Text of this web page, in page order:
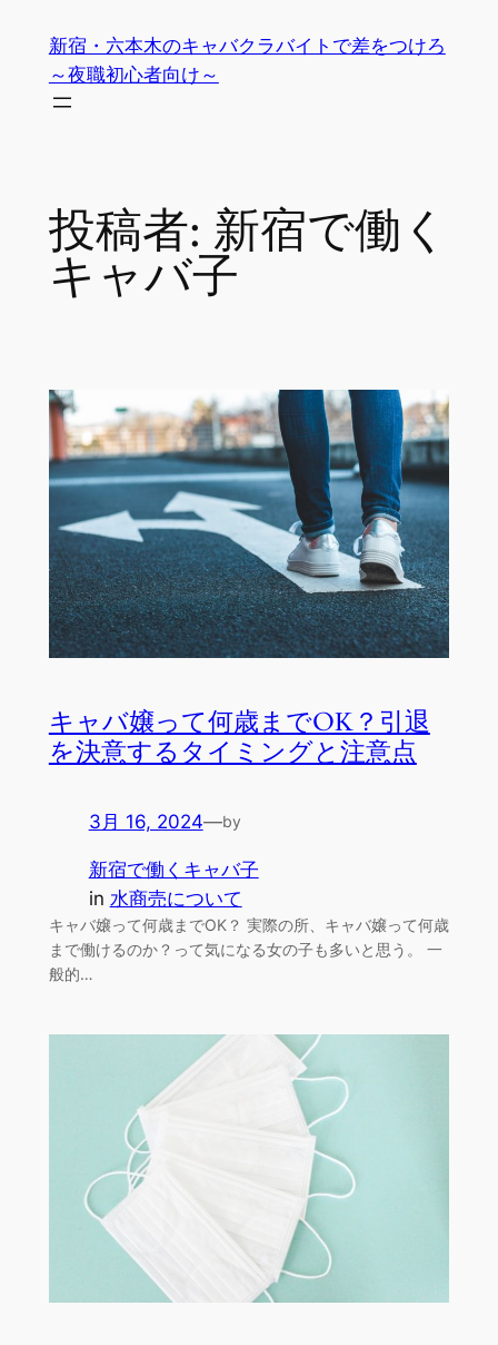
新宿・六本木のキャバクラバイトで差をつけろ
～夜職初心者向け～
投稿者: 新宿で働く
キャバ子
キャバ嬢って何歳までOK？引退
を決意するタイミングと注意点
3月 16, 2024—by
新宿で働くキャバ子
in 水商売について
キャバ嬢って何歳までOK？ 実際の所、キャバ嬢って何歳
まで働けるのか？って気になる女の子も多いと思う。 一
般的…